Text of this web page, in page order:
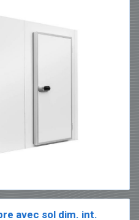
avec sol dim. int.